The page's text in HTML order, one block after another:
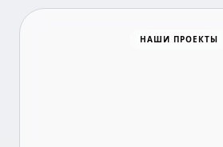
НАШИ ПРОЕКТЫ